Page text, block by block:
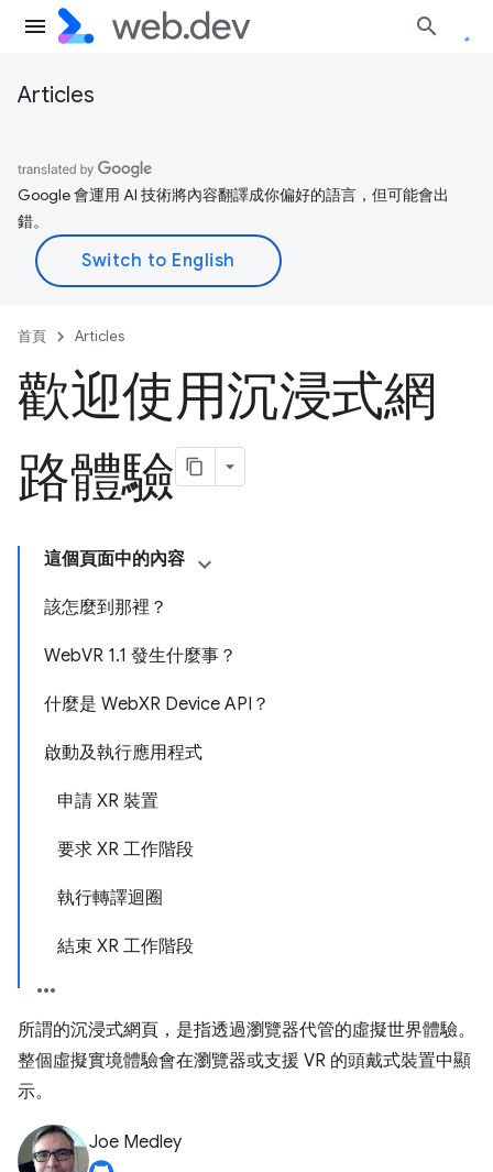
Articles
Google 會運用 AI 技術將內容翻譯成你偏好的語言，但可能會出
錯。
首頁 Articles
歡迎使用沉浸式網
路體驗
這個頁面中的內容
該怎麼到那裡？
WebVR 1.1 發生什麼事？
什麼是 WebXR Device API？
啟動及執行應用程式
申請 XR 裝置
要求 XR 工作階段
執行轉譯迴圈
結束 XR 工作階段
所謂的沉浸式網頁，是指透過瀏覽器代管的虛擬世界體驗。
整個虛擬實境體驗會在瀏覽器或支援 VR 的頭戴式裝置中顯
示。
Joe Medley